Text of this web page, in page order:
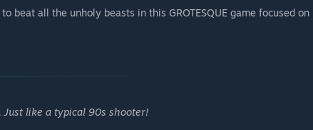
beat all the unholy beasts in this GROTESQUE game focused on
Just like a typical 90s shooter!